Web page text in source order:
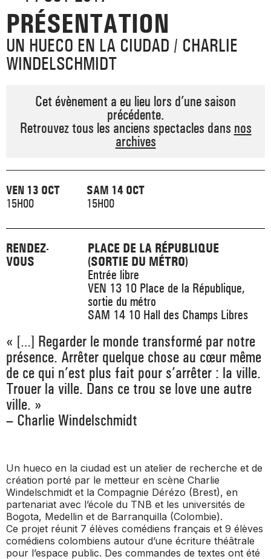
_ LES SALLES
_ ACTION TERRITORIALE
_ ACTION CULTURELLE
_ TNB SOLIDAIRE
_ TNB ÉCO-RESPONSABLE
_ ARCHIVES ET RESSOURCES
_ COPRODUCTIONS
_ RÉSIDENCES D'ARTISTE
_ INTERNATIONAL
_ ACTUALITÉS
_ FORMATION
_ PROMOTIONS
_ INTERNATIONAL
_ NOUS SOUTENIR
_ CONTACTS ET INFOS PRATIQUES
_ NOS MÉCÈNES
_ SOUTENEZ LE FESTIVAL TNB
_ PRATIQUER
_ EMPLOIS / STAGES
>
>
PRÉSENTATION
UN HUECO EN LA CIUDAD / CHARLIE
WINDELSCHMIDT
Cet évènement a eu lieu lors d’une saison
précédente.
Retrouvez tous les anciens spectacles dans nos
archives
VEN 13 OCT
15H00
SAM 14 OCT
15H00
RENDEZ-
VOUS
PLACE DE LA RÉPUBLIQUE
(SORTIE DU MÉTRO)
Entrée libre
VEN 13 10 Place de la République,
sortie du métro
SAM 14 10 Hall des Champs Libres
« […] Regarder le monde transformé par notre
présence. Arrêter quelque chose au cœur même
de ce qui n’est plus fait pour s’arrêter : la ville.
Trouer la ville. Dans ce trou se love une autre
ville. »
– Charlie Windelschmidt
Un hueco en la ciudad est un atelier de recherche et de
création porté par le metteur en scène Charlie
Windelschmidt et la Compagnie Dérézo (Brest), en
partenariat avec l’école du TNB et les universités de
Bogota, Medellin et de Barranquilla (Colombie).
Ce projet réunit 7 élèves comédiens français et 9 élèves
comédiens colombiens autour d’une écriture théâtrale
pour l’espace public. Des commandes de textes ont été